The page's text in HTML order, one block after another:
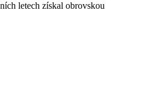
letech získal obrovskou